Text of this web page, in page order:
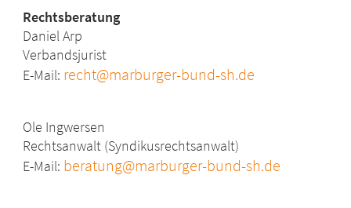
Rechtsberatung
Daniel Arp
Verbandsjurist
E-Mail: recht@marburger-bund-sh.de
Ole Ingwersen
Rechtsanwalt (Syndikusrechtsanwalt)
E-Mail: beratung@marburger-bund-sh.de